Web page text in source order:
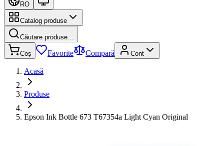
RO
Catalog produse
Căutare produse…
Coș Favorite Compară Cont
Acasă
Produse
Epson Ink Bottle 673 T67354a Light Cyan Original